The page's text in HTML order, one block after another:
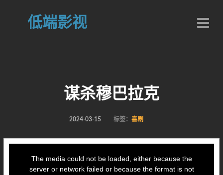
低端影视
谋杀穆巴拉克
2024-03-15 标签： 喜剧
The media could not be loaded, either because the
server or network failed or because the format is not